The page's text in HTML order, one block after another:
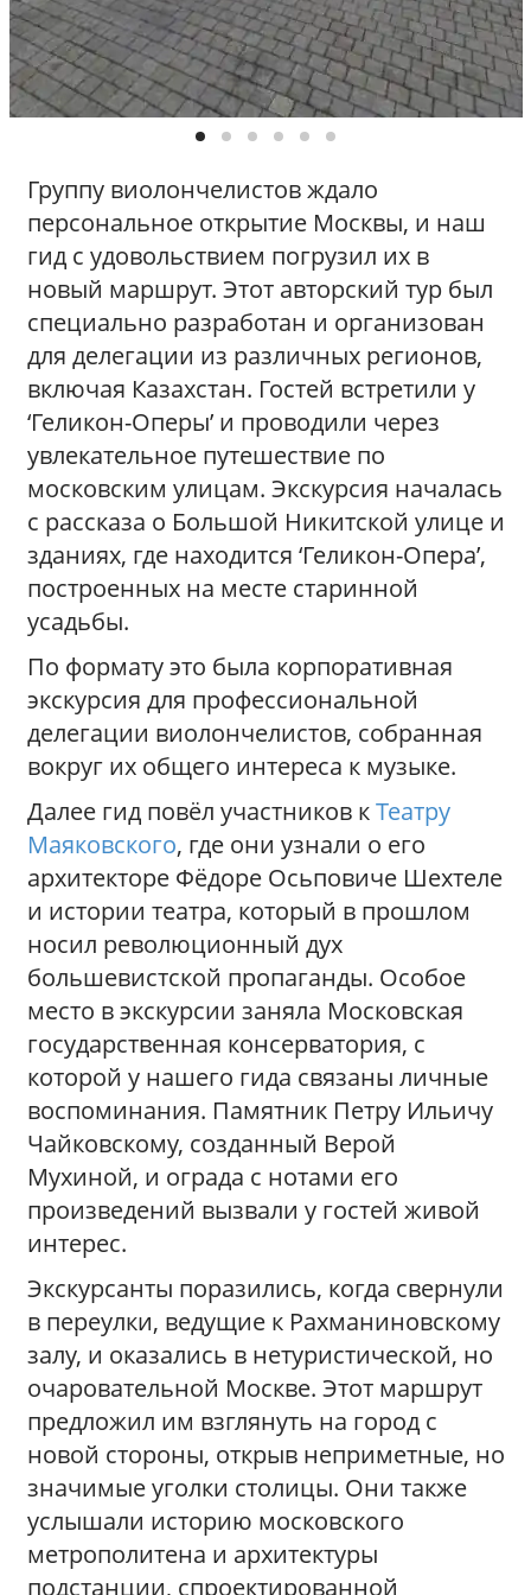
Группу виолончелистов ждало
персональное открытие Москвы, и наш
гид с удовольствием погрузил их в
новый маршрут. Этот авторский тур был
специально разработан и организован
для делегации из различных регионов,
включая Казахстан. Гостей встретили у
‘Геликон-Оперы’ и проводили через
увлекательное путешествие по
московским улицам. Экскурсия началась
с рассказа о Большой Никитской улице и
зданиях, где находится ‘Геликон-Опера’,
построенных на месте старинной
усадьбы.
По формату это была корпоративная
экскурсия для профессиональной
делегации виолончелистов, собранная
вокруг их общего интереса к музыке.
Далее гид повёл участников кТеатру
Маяковского, где они узнали о его
архитекторе Фёдоре Осьповиче Шехтеле
и истории театра, который в прошлом
носил революционный дух
большевистской пропаганды. Особое
место в экскурсии заняла Московская
государственная консерватория, с
которой у нашего гида связаны личные
воспоминания. Памятник Петру Ильичу
Чайковскому, созданный Верой
Мухиной, и ограда с нотами его
произведений вызвали у гостей живой
интерес.
Экскурсанты поразились, когда свернули
в переулки, ведущие к Рахманиновскому
залу, и оказались в нетуристической, но
очаровательной Москве. Этот маршрут
предложил им взглянуть на город с
новой стороны, открыв неприметные, но
значимые уголки столицы. Они также
услышали историю московского
метрополитена и архитектуры
подстанции, спроектированной